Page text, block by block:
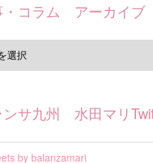
・コラム アーカイブ
ンサ九州 水田マリ
by balanzamari